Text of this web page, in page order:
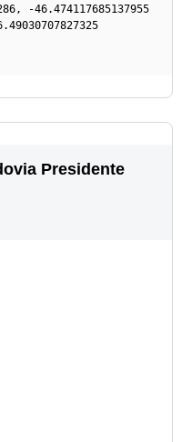
-46.474117685137955
Presidente